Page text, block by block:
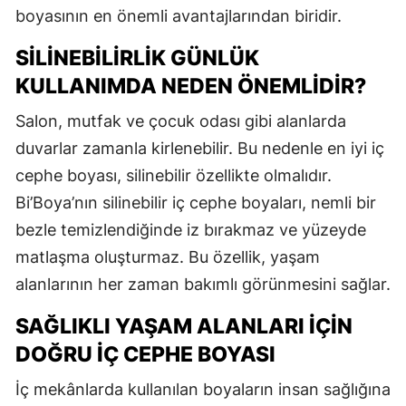
boyasının en önemli avantajlarından biridir.
SILINEBILIRLIK GÜNLÜK
KULLANIMDA NEDEN ÖNEMLIDIR?
Salon, mutfak ve çocuk odası gibi alanlarda
duvarlar zamanla kirlenebilir. Bu nedenle en iyi iç
cephe boyası, silinebilir özellikte olmalıdır.
Bi’Boya’nın silinebilir iç cephe boyaları, nemli bir
bezle temizlendiğinde iz bırakmaz ve yüzeyde
matlaşma oluşturmaz. Bu özellik, yaşam
alanlarının her zaman bakımlı görünmesini sağlar.
SAĞLIKLI YAŞAM ALANLARI İÇIN
DOĞRU İÇ CEPHE BOYASI
İç mekânlarda kullanılan boyaların insan sağlığına